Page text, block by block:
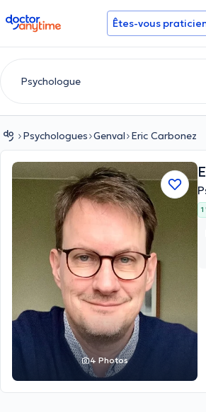
doctoranytime Êtes-vous
Psychologues Genval Eric Carbonez
4 Photos
1 '